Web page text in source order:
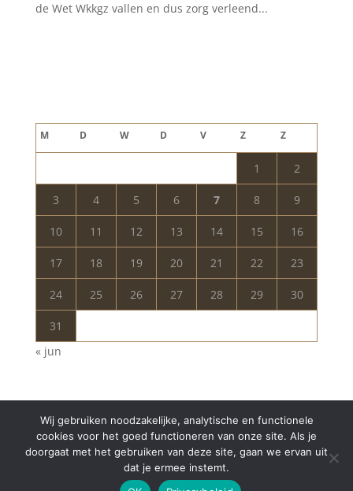
de Wet Wkkgz vallen en dus zorg verleend...
M D W D V Z Z
1 2
3 4 5 6 7 8 9
10 11 12 13 14 15 16
17 18 19 20 21 22 23
24 25 26 27 28 29 30
31
« jun
Copyright © 2024 Aurelia Schoonheidssalon | All
Wij gebruiken noodzakelijke, analytische en functionele
cookies voor het goed functioneren van onze site. Als je
doorgaat met het gebruiken van deze site, gaan we ervan uit
dat je ermee instemt.